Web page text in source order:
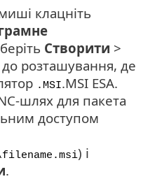
клацніть
Створити >
до розташування, де
.MSI.MSI ESA.
шлях для пакета
доступом
) і
.